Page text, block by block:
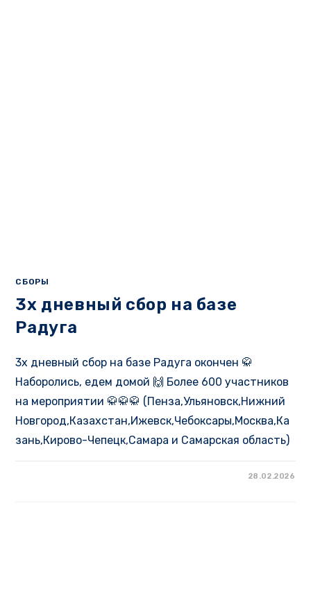
СБОРЫ
3х дневный сбор на базе
Радуга
3х дневный сбор на базе Радуга окончен 🥋
Наборолись, едем домой 🙌 Более 600 участников
на мероприятии 🥋🥋🥋 (Пенза,Ульяновск,Нижний
Новгород,Казахстан,Ижевск,Чебоксары,Москва,Ка
зань,Кирово-Чепецк,Самара и Самарская область)
28.02.2026